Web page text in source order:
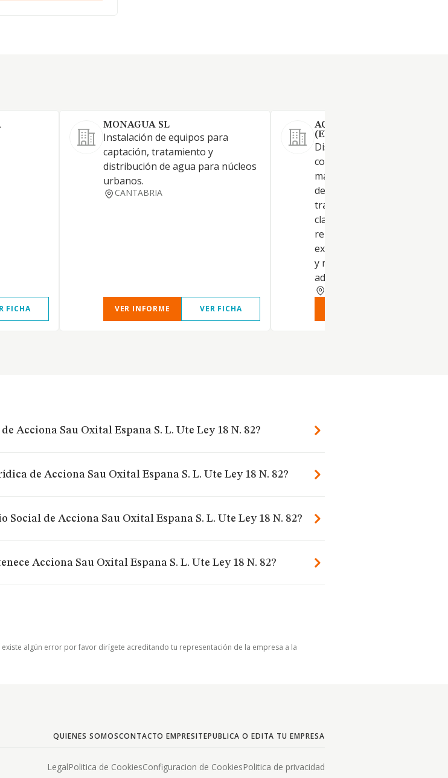
FICHA
MONAGUA SL
Instalación de equipos para
captación, tratamiento y
distribución de agua para núcleos
urbanos.
CANTABRIA
VER INFORME VER FICHA
AQUARBE AGUA, SL.
(EXTINGUIDA)
Diseño, investigación,
construcción, explotación,
mantenimiento y
de plantas e instalaciones de
tratamiento y depuraciónde
clase de aguas. Cualquier
relacionada con la gestión y
explotación de aguas de
y residuales, ante
administraciones públicas
Acciona Sau Oxital Espana S. L. Ute Ley 18 N. 82?
de Acciona Sau Oxital Espana S. L. Ute Ley 18 N. 82?
Social de Acciona Sau Oxital Espana S. L. Ute Ley 18 N. 82?
Acciona Sau Oxital Espana S. L. Ute Ley 18 N. 82?
existe algún error por favor dirígete acreditando tu representación de la empresa a la
QUIENES SOMOSCONTACTO EMPRESITEPUBLICA O EDITA TU EMPRESA
LegalPolitica de CookiesConfiguracion de CookiesPolitica de privacidad